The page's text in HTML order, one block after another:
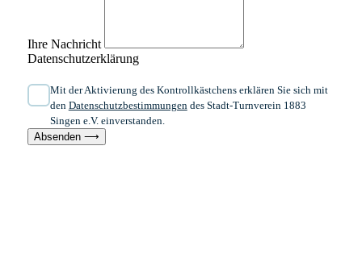
Ihre Nachricht
Datenschutzerklärung
Mit der Aktivierung des Kontrollkästchens erklären Sie sich mit
den Datenschutzbestimmungendes Stadt-Turnverein 1883
Singen e.V. einverstanden.
Absenden ⟶